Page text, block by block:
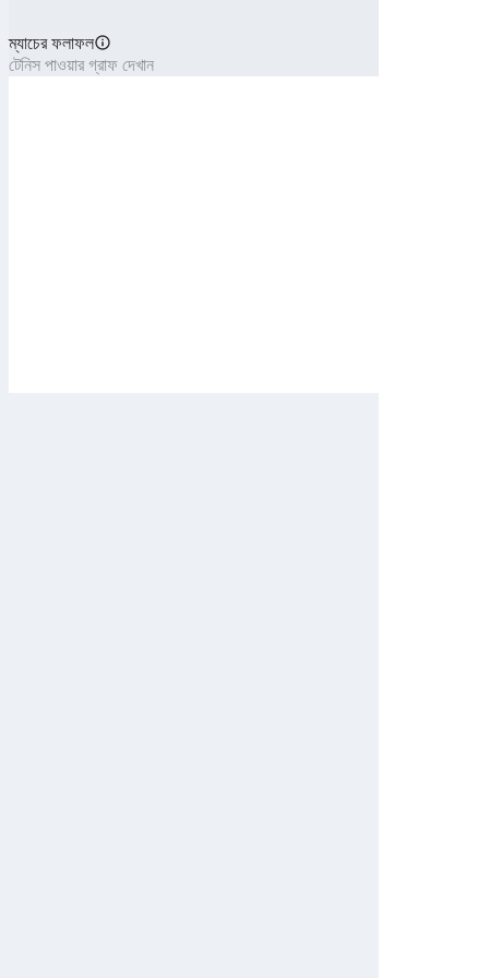
ম্যাচের ফলাফল
টেনিস পাওয়ার গ্রাফ দেখান